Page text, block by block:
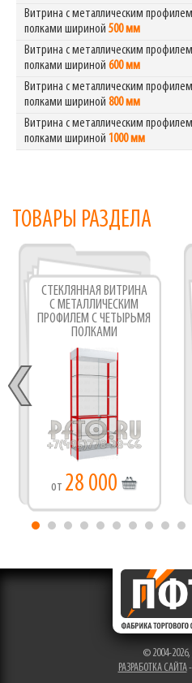
Витрина с металлическим
полками шириной 500 мм
Витрина с металлическим
полками шириной 600 мм
Витрина с металлическим
полками шириной 800 мм
Витрина с металлическим
полками шириной 1000 мм
ТОВАРЫ РАЗДЕЛА
СТЕКЛЯННАЯ ВИТРИНА
С МЕТАЛЛИЧЕСКИМ
ПРОФИЛЕМ С ЧЕТЫРЬМЯ
ПОЛКАМИ
от 28 000
© 2004-2026,
РАЗРАБОТКА САЙТА-